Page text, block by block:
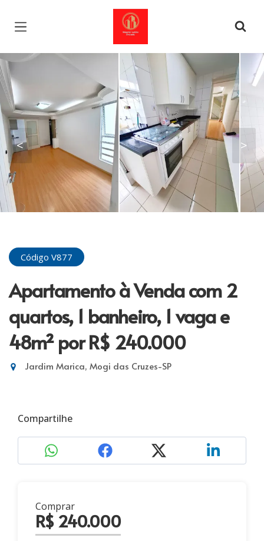
Página inicial
< >
Código V877
Apartamento à Venda com 2
quartos, 1 banheiro, 1 vaga e
48m²por R$ 240.000
Jardim Marica, Mogi das Cruzes-SP
Compartilhe
Comprar
R$ 240.000